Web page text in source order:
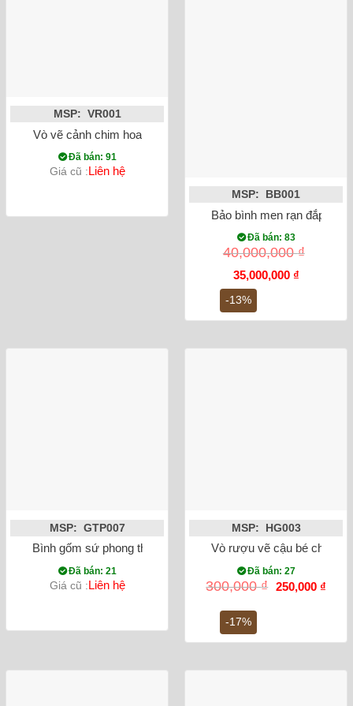
MSP: VR001
Vò vẽ cảnh chim hoa
Đã bán: 91
Giá cũ :Liên hệ
-13%
MSP: BB001
Bảo bình men rạn đắp nổi
Đã bán: 83
40,000,000₫
Giá
gốc
là:
40,000,000 ₫.
35,000,000 ₫Giá
MSP: GTP007
Bình gốm sứ phong thủy tỏi chim công đắp nổi màu đen
Đã bán: 21
Giá cũ :Liên hệ
-17%
MSP: HG003
Vò rượu vẽ cậu bé chăn
Đã bán: 27
300,000₫ Giá
250,000 ₫Giá